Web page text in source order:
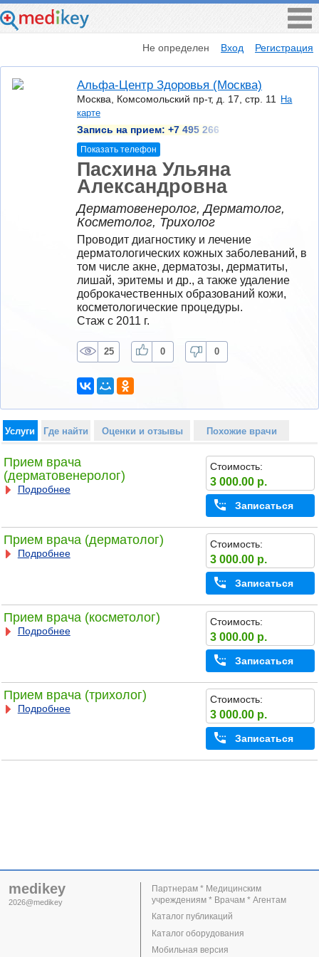
Не определен Вход Регистрация
Альфа-Центр Здоровья (Москва)
Москва, Комсомольский пр-т, д. 17, стр. 11
На
карте
Запись на прием: +7 495 266
Показать телефон
Пасхина Ульяна
Александровна
Дерматовенеролог, Дерматолог,
Косметолог, Трихолог
Проводит диагностику и лечение
дерматологических кожных заболеваний, в
том числе акне, дерматозы, дерматиты,
лишай, эритемы и др., а также удаление
доброкачественных образований кожи,
косметологические процедуры.
Стаж с 2011 г.
25 0 0
Услуги Где найти Оценки и отзывы Похожие врачи
Прием врача
(дерматовенеролог)
Подробнее
Стоимость:
3 000.00 р.
Записаться
Прием врача (дерматолог)
Подробнее
Стоимость:
3 000.00 р.
Записаться
Прием врача (косметолог)
Подробнее
Стоимость:
3 000.00 р.
Записаться
Прием врача (трихолог)
Подробнее
Стоимость:
3 000.00 р.
Записаться
medikey
2026@medikey
Партнерам * Медицинским
учреждениям * Врачам * Агентам
Каталог публикаций
Каталог оборудования
Мобильная версия